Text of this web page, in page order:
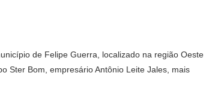
de Felipe Guerra, localizado na região Oeste
Ster Bom, empresário Antônio Leite Jales, mais